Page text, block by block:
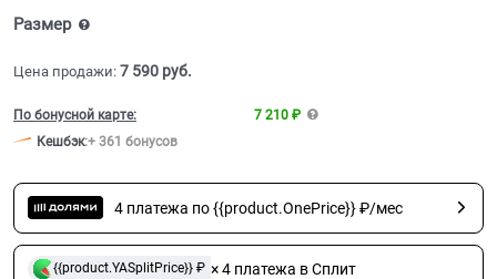
Размер
Цена продажи: 7 590 руб.
По бонусной карте:
7 210 ₽
Кешбэк:+ 361 бонусов
4 платежа по {{product.OnePrice}} ₽/мес
{{product.YASplitPrice}} ₽ × 4 платежа в Сплит